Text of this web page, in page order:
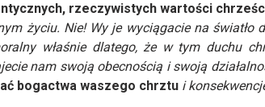
rzeczywistych wartości
życiu. Nie! Wy je wyciągacie na
właśnie dlatego, że w tym duchu
nam swoją obecnością i swoją
bogactwa waszego chrztu i